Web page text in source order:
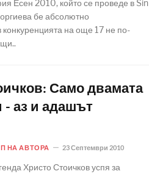
Есен 2010, който се проведе в Sin
бе абсолютно
конкуренцията на още 17 не по-
Само двамата
- аз и адашът
НА АВТОРА 23 Септември 2010
Христо Стоичков успя за